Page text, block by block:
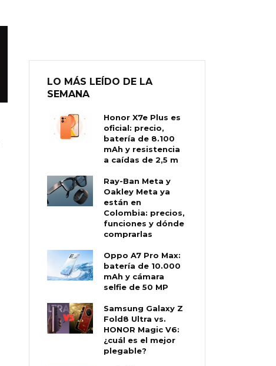
LO MÁS LEÍDO DE LA
SEMANA
Honor X7e Plus es
oficial: precio,
batería de 8.100
mAh y resistencia
a caídas de 2,5 m
Ray-Ban Meta y
Oakley Meta ya
están en
Colombia: precios,
funciones y dónde
comprarlas
Oppo A7 Pro Max:
batería de 10.000
mAh y cámara
selfie de 50 MP
Samsung Galaxy Z
Fold8 Ultra vs.
HONOR Magic V6:
¿cuál es el mejor
plegable?